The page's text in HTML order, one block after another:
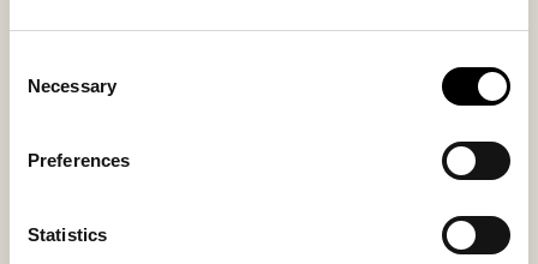
Selection
Necessary
Preferences
Statistics
Alle varer skal returneres i original stand med alle
bruges som forsendelseskasser; de bør i stedet
pakkes ind, så de ikke bliver tapet eller skrevet på.
Du har 30 dage fra modtagelsen af din ordre til at
Vi refunderer dit køb, så snart din retur er blevet